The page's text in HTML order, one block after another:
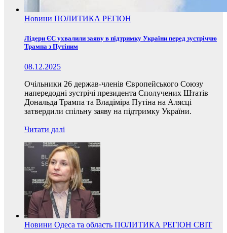
Новини ПОЛИТИКА РЕГІОН
Лідери ЄС ухвалили заяву в підтримку України перед зустріччю
Трампа з Путіним
08.12.2025
Очільники 26 держав-членів Європейського Союзу
напередодні зустрічі президента Сполучених Штатів
Дональда Трампа та Владіміра Путіна на Алясці
затвердили спільну заяву на підтримку України.
Читати далі
Новини Одеса та область ПОЛИТИКА РЕГІОН СВІТ